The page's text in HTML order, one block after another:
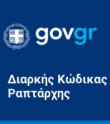
Gov.gr
Διαρκής
Ραπτάρχης